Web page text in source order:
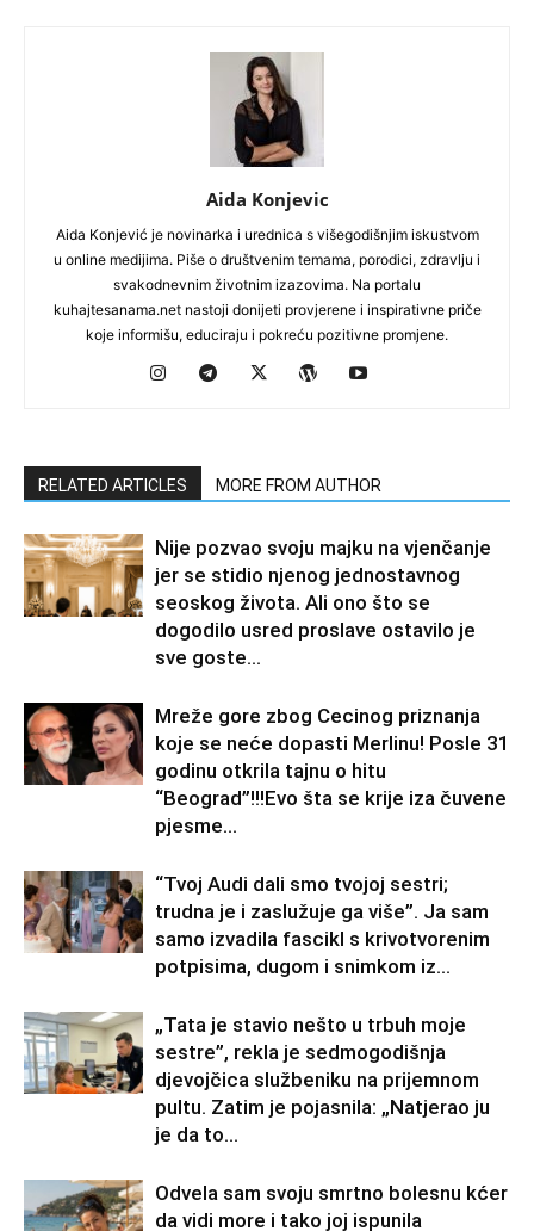
Aida Konjevic
Aida Konjević je novinarka i urednica s višegodišnjim iskustvom
u online medijima. Piše o društvenim temama, porodici, zdravlju i
svakodnevnim životnim izazovima. Na portalu
kuhajtesanama.net nastoji donijeti provjerene i inspirativne priče
koje informišu, educiraju i pokreću pozitivne promjene.
RELATED ARTICLES MORE FROM AUTHOR
Nije pozvao svoju majku na vjenčanje
jer se stidio njenog jednostavnog
seoskog života. Ali ono što se
dogodilo usred proslave ostavilo je
sve goste...
Mreže gore zbog Cecinog priznanja
koje se neće dopasti Merlinu! Posle 31
godinu otkrila tajnu o hitu
“Beograd”!!!Evo šta se krije iza čuvene
pjesme...
“Tvoj Audi dali smo tvojoj sestri;
trudna je i zaslužuje ga više”. Ja sam
samo izvadila fascikl s krivotvorenim
potpisima, dugom i snimkom iz...
„Tata je stavio nešto u trbuh moje
sestre”, rekla je sedmogodišnja
djevojčica službeniku na prijemnom
pultu. Zatim je pojasnila: „Natjerao ju
je da to...
Odvela sam svoju smrtno bolesnu kćer
da vidi more i tako joj ispunila